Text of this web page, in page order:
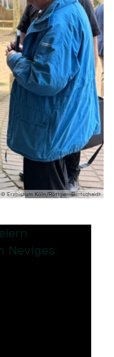
© Erzbistum Köln/Röttgen-Burtscheidt